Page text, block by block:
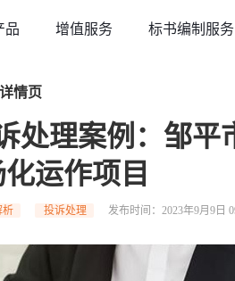
品 增值服务 标书编制服务
详情页
处理案例：邹
运作项目
析 投诉处理 发布时间：2023年9月9日